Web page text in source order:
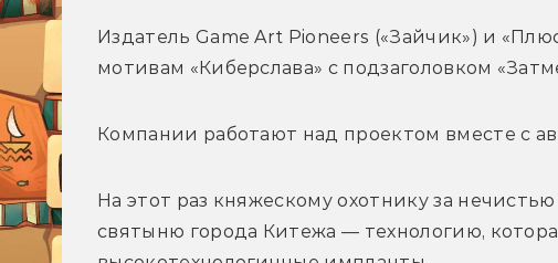
Издатель Game Art Pioneers («Зайчик») и
мотивам «Киберслава» с подзаголовком
Компании работают над проектом вместе с
На этот раз княжескому охотнику за
святыню города Китежа — технологию,